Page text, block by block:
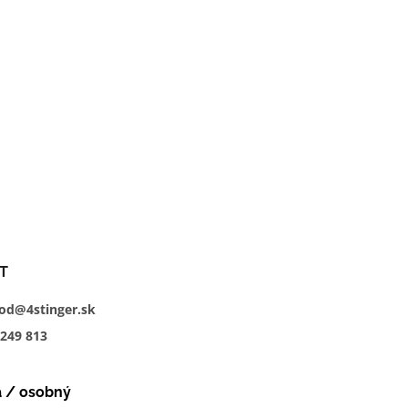
249 813
/ osobný